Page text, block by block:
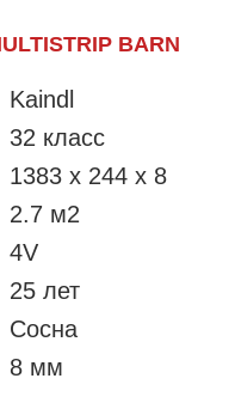
BARN
Kaindl
32 класс
1383 х 244 x 8
2.7 м2
4V
25 лет
Сосна
8 мм